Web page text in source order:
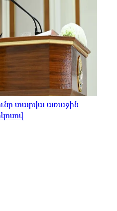
տարվա առաջին